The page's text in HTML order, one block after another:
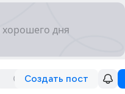
Создать пост